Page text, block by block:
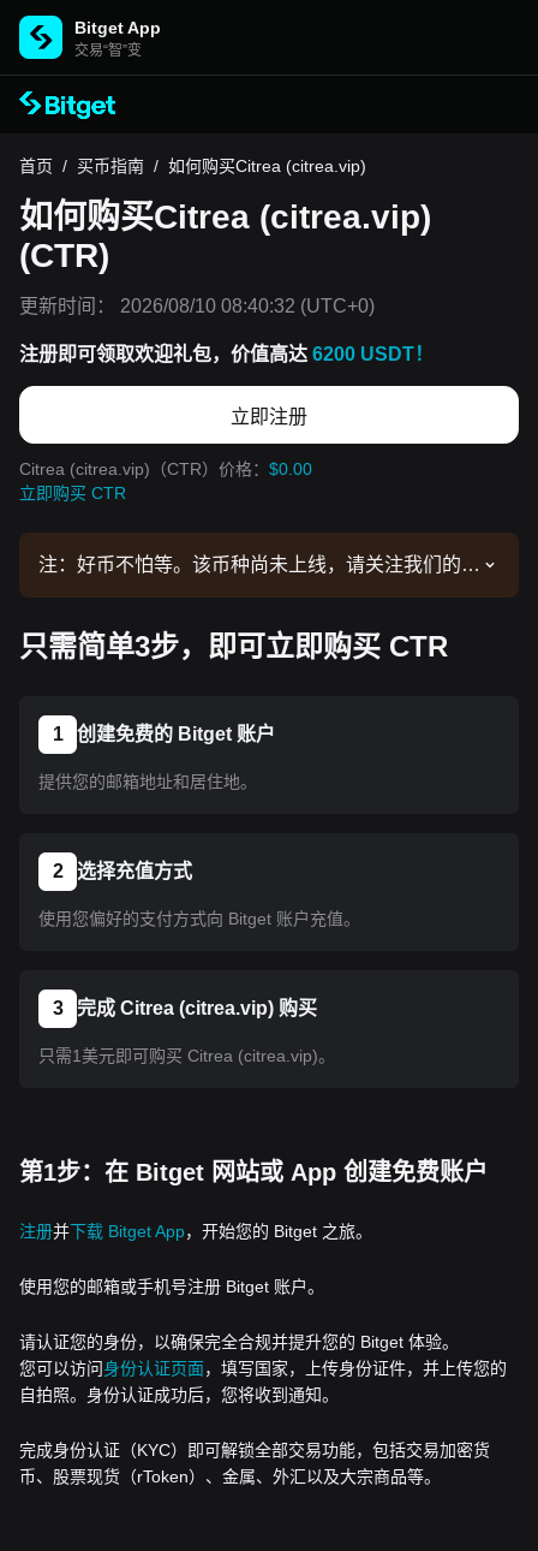
Bitget App
交易“智”变
首页 / 买币指南 / 如何购买Citrea (citrea.vip)
如何购买Citrea (citrea.vip)
(CTR)
更新时间： 2026/08/10 08:40:32 (UTC+0)
注册即可领取欢迎礼包，价值高达 6200 USDT！
立即注册
Citrea (citrea.vip)（CTR）价格： $0.00
立即购买 CTR
注：好币不怕等。该币种尚未上线，请关注我们的公
操作流程。
只需简单3步，即可立即购买 CTR
1 创建免费的 Bitget 账户
提供您的邮箱地址和居住地。
2 选择充值方式
使用您偏好的支付方式向 Bitget 账户充值。
3 完成 Citrea (citrea.vip) 购买
只需1美元即可购买 Citrea (citrea.vip)。
第1步：在 Bitget 网站或 App 创建免费账户
注册并下载 Bitget App，开始您的 Bitget 之旅。
使用您的邮箱或手机号注册 Bitget 账户。
请认证您的身份，以确保完全合规并提升您的 Bitget 体验。
您可以访问身份认证页面，填写国家，上传身份证件，并上传您的
自拍照。身份认证成功后，您将收到通知。
完成身份认证（KYC）即可解锁全部交易功能，包括交易加密货
币、股票现货（rToken）、金属、外汇以及大宗商品等。